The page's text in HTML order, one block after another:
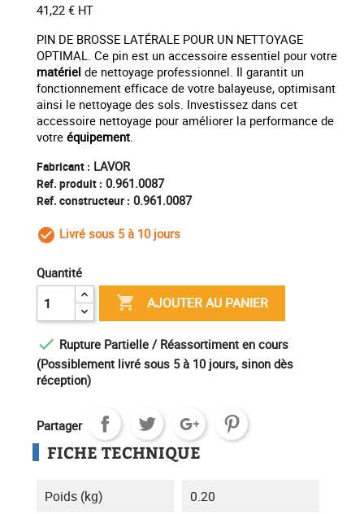
41,22 € HT
PIN DE BROSSE LATÉRALE POUR UN NETTOYAGE
OPTIMAL. Ce pin est un accessoire essentiel pour votre
matériel de nettoyage professionnel. Il garantit un
fonctionnement efficace de votre balayeuse, optimisant
ainsi le nettoyage des sols. Investissez dans cet
accessoire nettoyage pour améliorer la performance de
votre équipement.
Fabricant : LAVOR
Ref. produit : 0.961.0087
Ref. constructeur : 0.961.0087
check_circle_outline
Livré sous 5 à 10 jours
Quantité
 AJOUTER AU PANIER
 Rupture Partielle / Réassortiment en cours
(Possiblement livré sous 5 à 10 jours, sinon dès
réception)
Partager
FICHE TECHNIQUE
Poids (kg) 0.20